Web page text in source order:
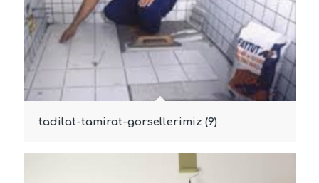
tadilat-tamirat-gorsellerimiz (9)